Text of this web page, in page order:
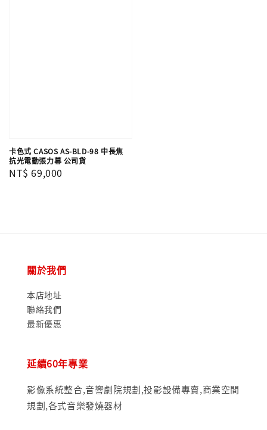
卡色式 CASOS AS-BLD-98 中長焦
抗光電動張力幕 公司貨
Regular
NT$ 69,000
關於我們
本店地址
聯絡我們
最新優惠
延續60年專業
影像系統整合,音響劇院規劃,投影設備專賣,商業空間
規劃,各式音樂發燒器材